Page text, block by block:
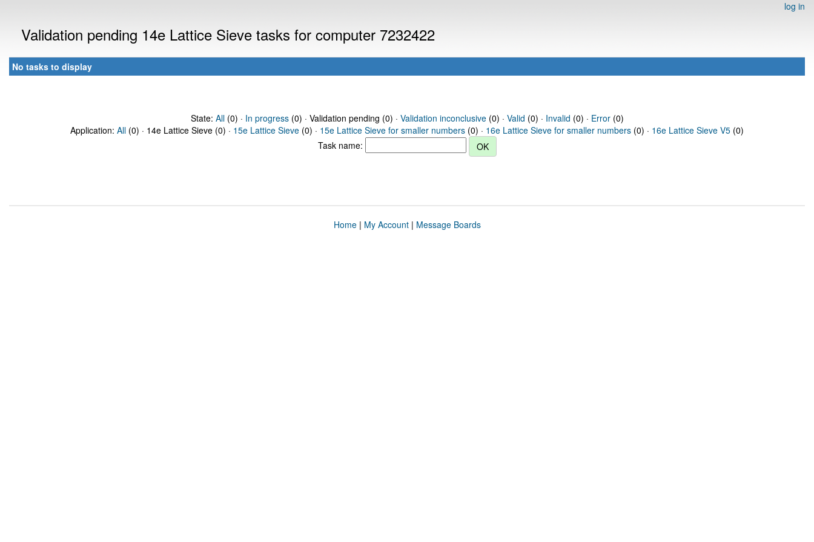
log in
Validation pending 14e Lattice Sieve tasks for computer 7232422
No tasks to display
State: All(0) · In progress(0) · Validation pending (0) · Validation inconclusive(0) · Valid (0) · Invalid (0) · Error(0)
Application: All (0) · 14e Lattice Sieve (0) · 15e Lattice Sieve (0) · 15e Lattice Sieve for smaller numbers (0) · 16e Lattice Sieve for smaller numbers (0) · 16e Lattice Sieve V5 (0)
Task name:
Home| My Account| Message Boards